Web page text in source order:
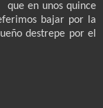
que en unos quince
bajar por la
destrepe por el